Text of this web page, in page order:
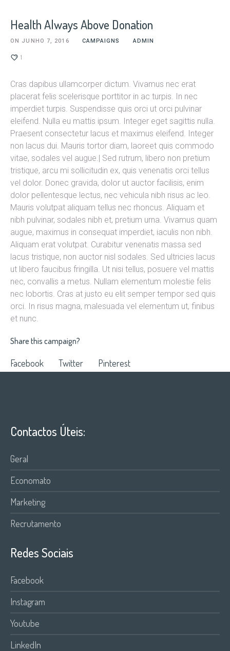
Health Always Above Donation
ON JUNHO 7, 2016 CAMPAIGNS ADMIN
1
Cras dapibus ullamcorper dictum. Vivamus nec erat
placerat felis scelerisque porttitor in ac turpis. In nec
imperdiet turpis. Suspendisse quis orci ut orci pulvinar
eleifend. Nulla eu mattis ipsum. Integer eget sagittis nulla.
Praesent consectetur lacus et maximus eleifend. Integer
non lacus dui. Mauris tortor diam, laoreet quis commodo
vitae, sodales vel augue.| Sed rutrum, libero non pretium
tristique, arcu mi sollicitudin ex, quis venenatis orci tellus
vel dolor. Donec gravida, dolor ut auctor facilisis, enim
dolor pellentesque lectus, nec vehicula nibh risus ac leo.
Mauris volutpat aliquam tellus nec rhoncus. Aliquam et
nibh pulvinar, sodales nibh et, pretium urna. Vivamus quam
augue, maximus in consequat imperdiet, iaculis non nibh.
Aliquam erat volutpat. Curabitur venenatis massa sed
lacus tristique, non auctor nisl sodales. Sed ultricies lacus
ut libero faucibus fringilla. Ut nisi tellus, posuere vel mattis
nec, convallis a metus. Nullam elementum molestie felis
nec lobortis. Cras at justo eu elit semper tempor sed quis
orci. In risus magna, malesuada vel elementum ut, finibus
et nunc.
Share this campaign?
Facebook Twitter Pinterest
Contactos Úteis:
Geral
Economato
Marketing
Recrutamento
Redes Sociais
Facebook
Instagram
Youtube
LinkedIn